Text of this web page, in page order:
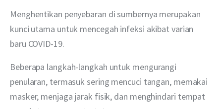
Menghentikan penyebaran di sumbernya merupakan
kunci utama untuk mencegah infeksi akibat varian
baru COVID-19.
Beberapa langkah-langkah untuk mengurangi
penularan, termasuk sering mencuci tangan, memakai
masker, menjaga jarak fisik, dan menghindari tempat